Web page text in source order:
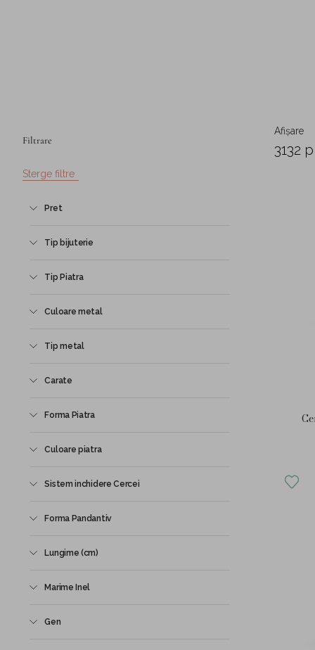
Afișare
3132
Filtrare
Sterge filtre
Pret
Tip bijuterie
Tip Piatra
Culoare metal
Tip metal
Carate
Forma Piatra
Culoare piatra
Sistem inchidere Cercei
Forma Pandantiv
Lungime (cm)
Marime Inel
Gen